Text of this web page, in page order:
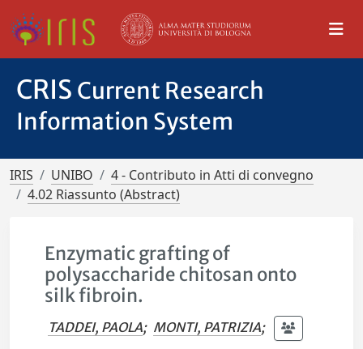
CRIS Current Research
Information System
IRIS UNIBO
4 - Contributo in Atti di convegno
4.02 Riassunto (Abstract)
Enzymatic grafting of
polysaccharide chitosan onto
silk fibroin.
TADDEI, PAOLA; MONTI, PATRIZIA;